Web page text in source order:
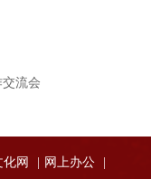
流会
化网 | 网上办公 |